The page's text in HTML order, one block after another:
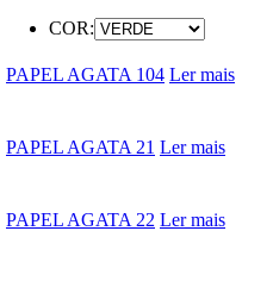
COR:
PAPEL AGATA 104 Ler mais
PAPEL AGATA 21 Ler mais
PAPEL AGATA 22 Ler mais